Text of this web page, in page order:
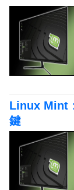
Linux Mint
鍵